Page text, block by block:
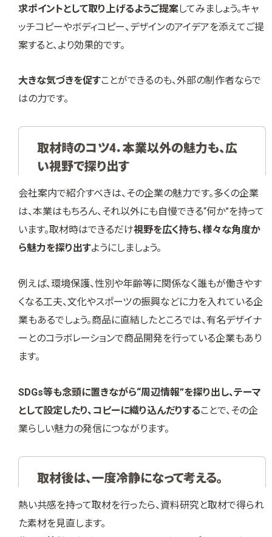
求ポイントとして取り上げるようご提案してみましょう。キャ
ッチコピーやボディコピー、デザインのアイデアを添えてご提
案すると、より効果的です。
大きな気づきを促すことができるのも、外部の制作者ならで
はの力です。
取材時のコツ4．本業以外の魅力も、広
い視野で探り出す
会社案内で紹介すべきは、その企業の魅力です。多くの企業
は、本業はもちろん、それ以外にも自慢できる“何か”を持って
います。取材時はできるだけ視野を広く持ち、様々な角度か
ら魅力を探り出すようにしましょう。
例えば、環境保護、性別や年齢等に関係なく誰もが働きやす
くなる工夫、文化やスポーツの振興などに力を入れている企
業もあるでしょう。商品に直結したところでは、有名デザイナ
ーとのコラボレーションで商品開発を行っている企業もあり
ます。
SDGs等も念頭に置きながら“周辺情報”を探り出し、テーマ
として設定したり、コピーに織り込んだりすることで、その企
業らしい魅力の発信につながります。
取材後は、一度冷静になって考える。
熱い共感を持って取材を行ったら、資料研究と取材で得られ
た素材を見直します。